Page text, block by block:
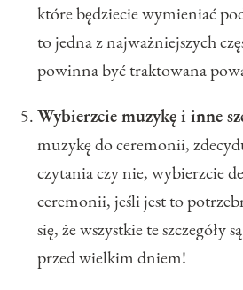
które będziecie wymieniać
to jedna z najważniejszych
powinna być traktowana
Wybierzcie muzykę i inne
muzykę do ceremonii,
czytania czy nie, wybierzcie
ceremonii, jeśli jest to
się, że wszystkie te szczegóły
przed wielkim dniem!